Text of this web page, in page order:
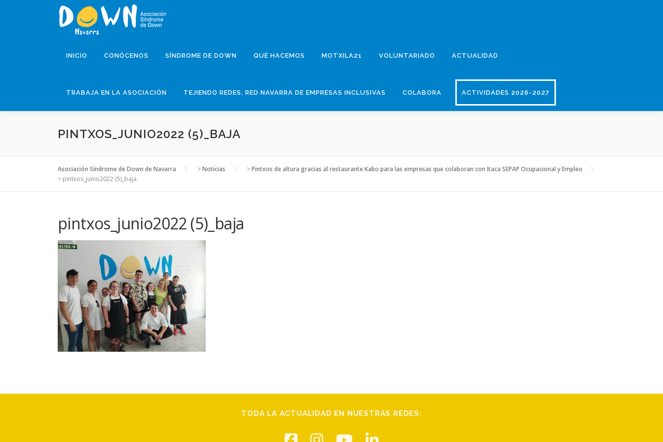
INICIO CONÓCENOS SÍNDROME DE DOWN QUÉ HACEMOS MOTXILA21 VOLUNTARIADO ACTUALIDAD
TRABAJA EN LA ASOCIACIÓN TEJIENDO REDES, RED NAVARRA DE EMPRESAS INCLUSIVAS COLABORA ACTIVIDADES 2026-2027
PINTXOS_JUNIO2022 (5)_BAJA
Asociación Síndrome de Down de Navarra >Noticias >Pintxos de altura gracias al restaurante Kabo para las empresas que colaboran con Itaca SEPAP Ocupacional y Empleo
> pintxos_junio2022 (5)_baja
pintxos_junio2022 (5)_baja
TODA LA ACTUALIDAD EN NUESTRAS REDES: